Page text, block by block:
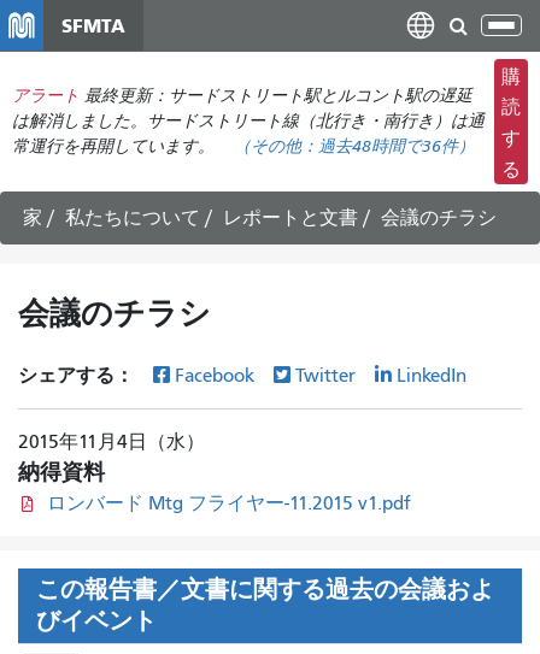
コ
ン
テ
ン
ツ
に
SFMTA
ナ
ビ
ゲ
ー
シ
ョ
ン
の
アラート 最終更新：サードストリート駅とルコント駅の遅延
は解消しました。サードストリート線（北行き・南行き）は通
常運行を再開しています。
（その他： 過去48時間で36件）
購
読
す
る
家 私たちについて レポートと文書 会議のチラシ
会議のチラシ
シェアする： Facebook Twitter LinkedIn
2015年11月4日（水）
納得資料
ロンバード Mtg フライヤー-11.2015 v1.pdf
この報告書／文書に関する過去の会議およ
びイベント